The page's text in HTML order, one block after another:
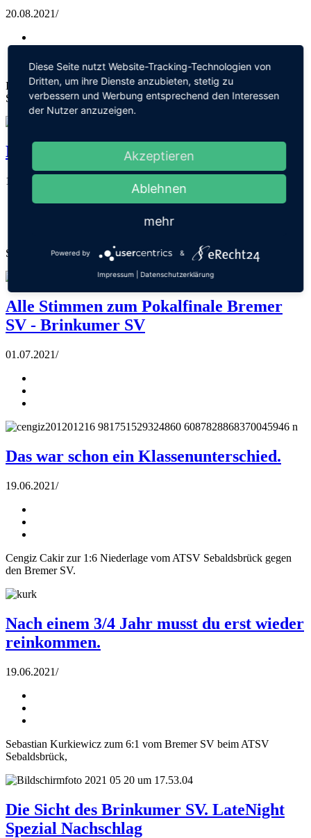
20.08.2021/
Interview mit Pascal Wiewrodt nach dem 5:0 Sieg des Brinkumer
SV im Eröffnungsspiel der Bremen-Liga gegen TuS Komet Arsten.
Die Saison ist noch länger.
16.08.2021
Sendung Nr. 144 ist online!
Alle Stimmen zum Pokalfinale Bremer
SV - Brinkumer SV
01.07.2021/
Das war schon ein Klassenunterschied.
19.06.2021/
Cengiz Cakir zur 1:6 Niederlage vom ATSV Sebaldsbrück gegen
den Bremer SV.
Nach einem 3/4 Jahr musst du erst wieder
reinkommen.
19.06.2021/
Sebastian Kurkiewicz zum 6:1 vom Bremer SV beim ATSV
Sebaldsbrück,
Die Sicht des Brinkumer SV. LateNight
Spezial Nachschlag
Diese Seite nutzt Website-Tracking-Technologien von
Dritten, um ihre Dienste anzubieten, stetig zu
verbessern und Werbung entsprechend den Interessen
der Nutzer anzuzeigen.
Akzeptieren
Ablehnen
mehr
Powered by &
Impressum Datenschutzerklärung